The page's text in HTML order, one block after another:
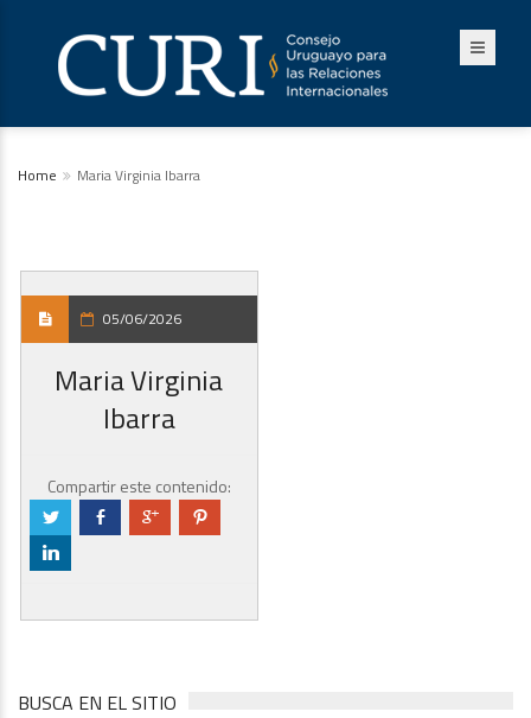
Home Maria Virginia Ibarra
05/06/2026
Maria Virginia
Ibarra
Compartir este contenido:
a b c d
j
BUSCA EN EL SITIO